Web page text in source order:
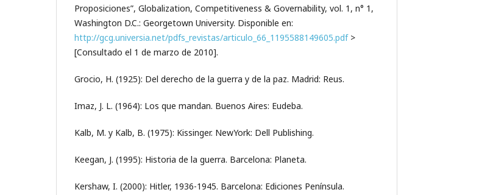
Proposiciones”, Globalization, Competitiveness & Governability, vol. 1, n° 1,
Washington D.C.: Georgetown University. Disponible en:
http://gcg.universia.net/pdfs_revistas/articulo_66_1195588149605.pdf>
[Consultado el 1 de marzo de 2010].
Grocio, H. (1925): Del derecho de la guerra y de la paz. Madrid: Reus.
Imaz, J. L. (1964): Los que mandan. Buenos Aires: Eudeba.
Kalb, M. y Kalb, B. (1975): Kissinger. NewYork: Dell Publishing.
Keegan, J. (1995): Historia de la guerra. Barcelona: Planeta.
Kershaw, I. (2000): Hitler, 1936-1945. Barcelona: Ediciones Península.